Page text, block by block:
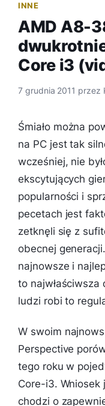
INNE
AMD A8-
Core i3
7 grudnia 2011 przez
Śmiało można
na PC jest tak
wcześniej, nie
ekscytujących
popularności i
pecetach jest
zetknęli się z
obecnej
najnowsze i
to
ludzi robi to
W swoim
Perspective
tego roku w
Core-i3. Wniosek
chodzi o